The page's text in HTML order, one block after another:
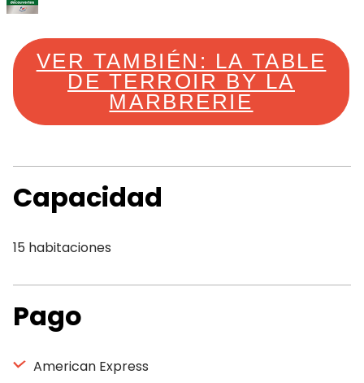
VER TAMBIÉN: LA TABLE
DE TERROIR BY LA
MARBRERIE
Capacidad
15 habitaciones
Pago
American Express